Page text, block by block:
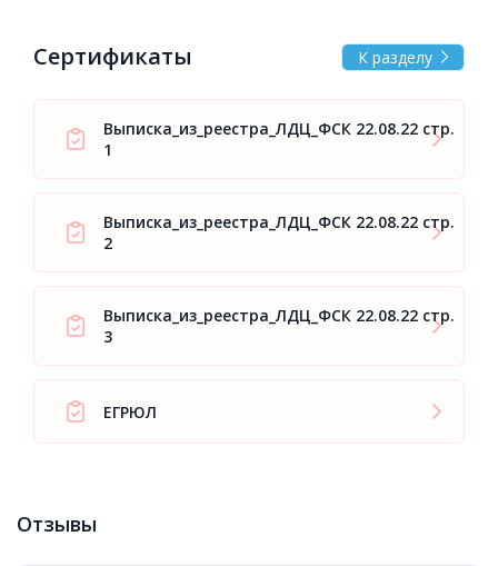
Сертификаты К разделу
Выписка_из_реестра_ЛДЦ_ФСК 22.08.22 стр.
1
Выписка_из_реестра_ЛДЦ_ФСК 22.08.22 стр.
2
Выписка_из_реестра_ЛДЦ_ФСК 22.08.22 стр.
3
ЕГРЮЛ
Отзывы